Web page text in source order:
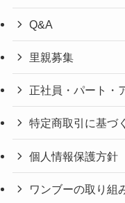
Q&A
里親募集
正社員・パート・
特定商取引に基づ
個人情報保護方針
ワンブーの取り組